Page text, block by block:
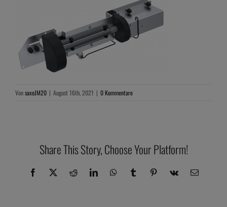
VonsaxoJM20 | August 16th, 2021 | 0 Kommentare
Share This Story, Choose Your Platform!
Facebook
X RedditLinkedInWhatsAppTumblrPinterest
Vk
E-